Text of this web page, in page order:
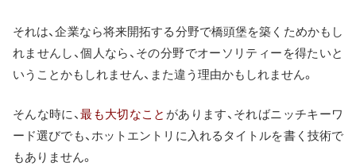
それは、企業なら将来開拓する分野で橋頭堡を築くためかもし
れませんし、個人なら、その分野でオーソリティーを得たいと
いうことかもしれません、また違う理由かもしれません。
そんな時に、最も大切なこと があります、そればニッチキーワ
ード選びでも、ホットエントリに入れるタイトルを書く技術で
もありません。